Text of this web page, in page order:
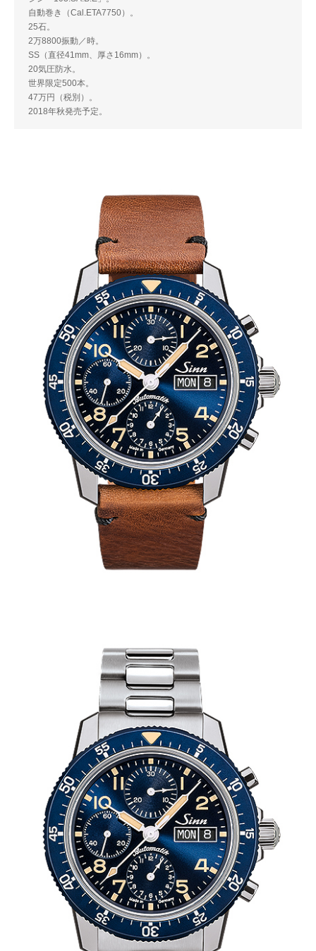
自動巻き（Cal.ETA7750）。
25石。
2万8800振動／時。
SS（直径41mm、厚さ16mm）。
20気圧防水。
世界限定500本。
47万円（税別）。
2018年秋発売予定。